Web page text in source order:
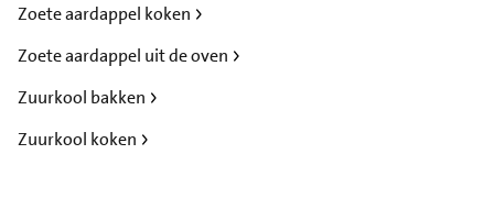
Zoete aardappel koken
Zoete aardappel uit de oven
Zuurkool bakken
Zuurkool koken